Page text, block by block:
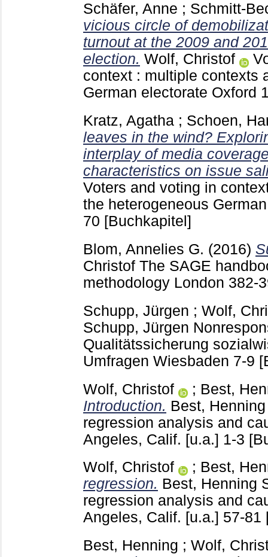
Schäfer, Anne ; Schmitt-
vicious circle of
turnout at the 2009 and
election. Wolf, Christof
context : multiple contexts
German electorate Oxford
Kratz, Agatha ; Schoen,
leaves in the wind?
interplay of media
characteristics on issue
Voters and voting in
the heterogeneous
70 [Buchkapitel]
Blom, Annelies G. (2016)
Christof The SAGE
methodology London 382-
Schupp, Jürgen ; Wolf,
Schupp, Jürgen
Qualitätssicherung
Umfragen Wiesbaden 7-9
Wolf, Christof
; Best,
Introduction. Best, Henning
regression analysis and
Angeles, Calif. [u.a.] 1-3
Wolf, Christof
; Best,
regression. Best, Henning
regression analysis and
Angeles, Calif. [u.a.] 57-81
Best, Henning ; Wolf,